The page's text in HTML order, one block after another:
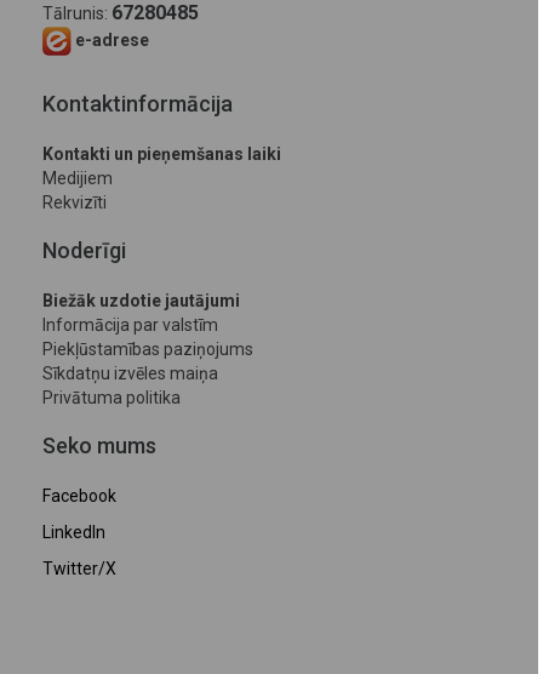
Tālrunis: 67280485
e-adrese
Kontaktinformācija
Kontakti un pieņemšanas laiki
Medijiem
Rekvizīti
Noderīgi
Biežāk uzdotie jautājumi
Informācija par valstīm
Piekļūstamības paziņojums
Sīkdatņu izvēles maiņa
Privātuma politika
Seko mums
Facebook
LinkedIn
Twitter/X